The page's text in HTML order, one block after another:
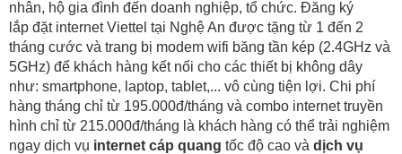
nhân, hộ gia đình đến doanh nghiệp, tổ chức. Đăng ký
lắp đặt internet Viettel tại Nghệ An được tặng từ 1 đến 2
tháng cước và trang bị modem wifi băng tần kép (2.4GHz và
5GHz) để khách hàng kết nối cho các thiết bị không dây
như: smartphone, laptop, tablet,... vô cùng tiện lợi. Chi phí
hàng tháng chỉ từ 195.000đ/tháng và combo internet truyền
hình chỉ từ 215.000đ/tháng là khách hàng có thể trải nghiệm
ngay dịch vụ internet cáp quang tốc độ cao và dịch vụ